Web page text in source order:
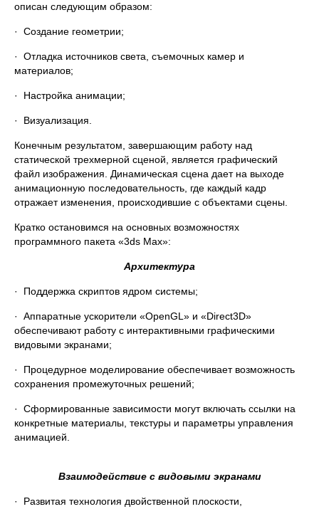
описан следующим образом:
· Создание геометрии;
· Отладка источников света, съемочных камер и
материалов;
· Настройка анимации;
· Визуализация.
Конечным результатом, завершающим работу над
статической трехмерной сценой, является графический
файл изображения. Динамическая сцена дает на выходе
анимационную последовательность, где каждый кадр
отражает изменения, происходившие с объектами сцены.
Кратко остановимся на основных возможностях
программного пакета «3ds Max»:
Архитектура
· Поддержка скриптов ядром системы;
· Аппаратные ускорители «OpenGL» и «Direct3D»
обеспечивают работу с интерактивными графическими
видовыми экранами;
· Процедурное моделирование обеспечивает возможность
сохранения промежуточных решений;
· Сформированные зависимости могут включать ссылки на
конкретные материалы, текстуры и параметры управления
анимацией.
Взаимодействие с видовыми экранами
· Развитая технология двойственной плоскости,